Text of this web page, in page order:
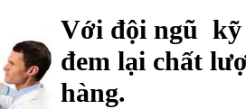
Với đội ngũ kỹ
đem lại chất l
hàng.